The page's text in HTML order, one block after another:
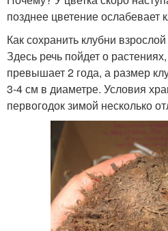
позднее цветение ослабевает
Как сохранить клубни
Здесь речь пойдет о
превышает 2 года, а размер
3-4 см в диаметре. Условия
первогодок зимой несколько